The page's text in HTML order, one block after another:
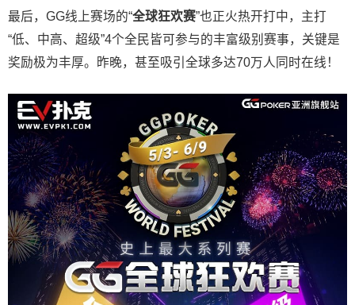
最后，GG线上赛场的“全球狂欢赛”也正火热开打中，主打
“低、中高、超级”4个全民皆可参与的丰富级别赛事，关键是
奖励极为丰厚。
昨晚，甚至吸引全球多达70万人同时在线！